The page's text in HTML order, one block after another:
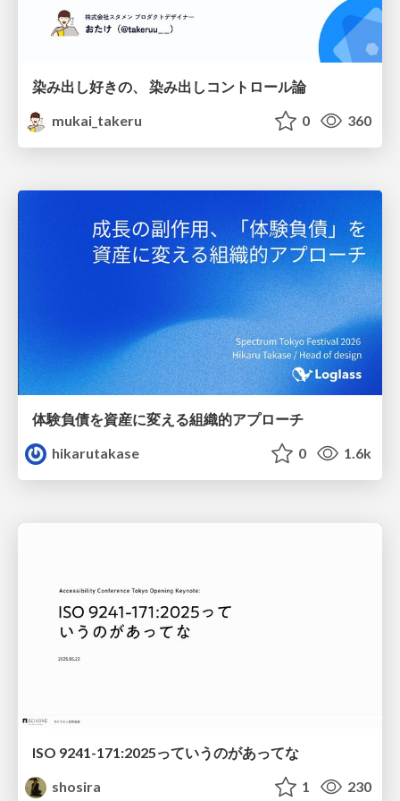
染み出し好きの、 染み出しコントロール論
mukai_takeru
0 360
体験負債を資産に変える組織的アプローチ
hikarutakase
0 1.6k
ISO 9241-171:2025っていうのがあってな
shosira
1 230